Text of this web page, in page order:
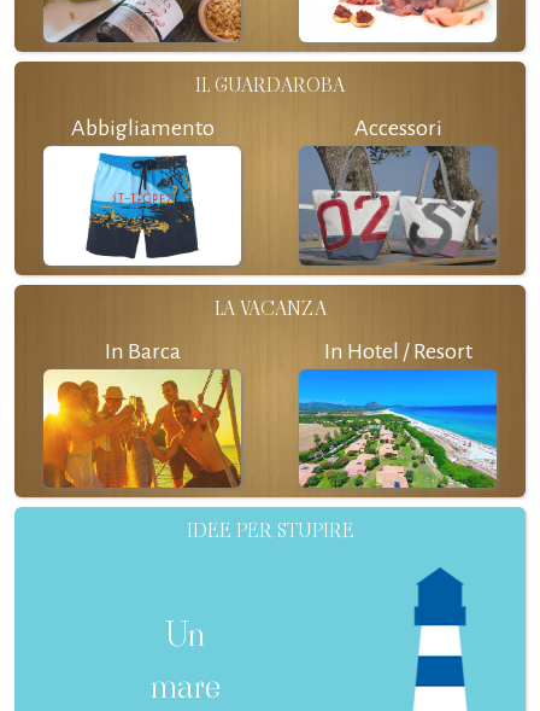
IL GUARDAROBA
Abbigliamento Accessori
LA VACANZA
In Barca In Hotel / Resort
IDEE PER STUPIRE
Un
mare